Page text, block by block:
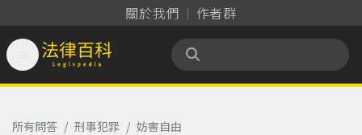
關於我們 作者群
法律百科 Legispedia
所有問答 / 刑事犯罪 / 妨害自由